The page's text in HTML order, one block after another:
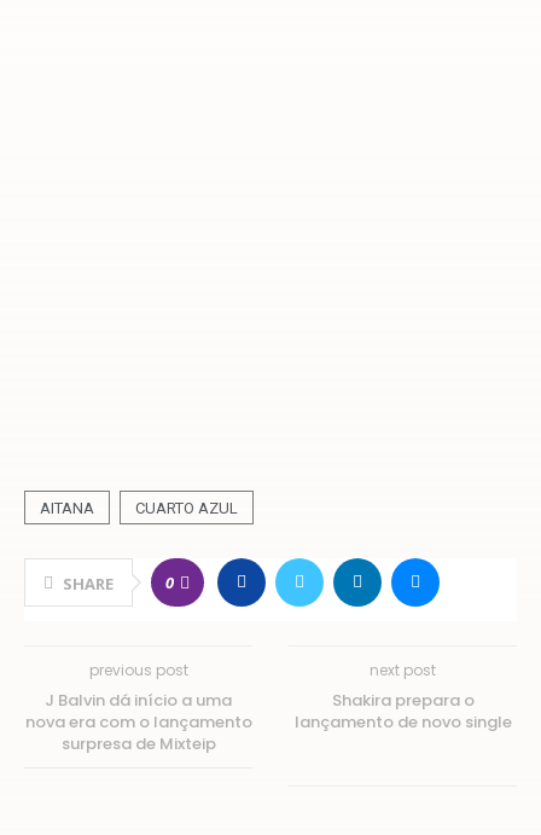
AITANA CUARTO AZUL
SHARE 0
previous post
J Balvin dá início a uma
nova era com o lançamento
surpresa de Mixteip
next post
Shakira prepara o
lançamento de novo single